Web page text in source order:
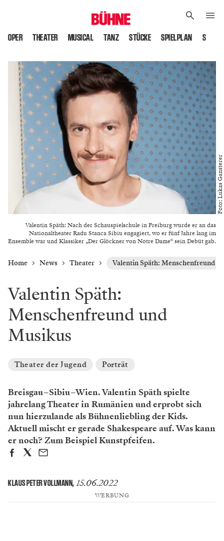
OPER THEATER MUSICAL TANZ STÜCKE SPIELPLAN
Valentin Späth: Nach der Schauspielschule in Freiburg wurde er an das
Nationaltheater Radu Stanca Sibiu engagiert, wo er fünf Jahre lang im
Ensemble war und Klassiker „Der Glöckner von Notre Dame“ sein Debüt gab.
Foto: Lukas Gansterer
Home News Theater Valentin Späth: Menschenfreund
Valentin Späth:
Menschenfreund und
Musikus
Theater der Jugend Porträt
Breisgau – Sibiu – Wien. Valentin Späth spielte
jahrelang Theater in Rumänien und erprobt sich
nun hierzulande als Bühnenliebling der Kids.
Aktuell mischt er gerade Shakespeare auf. Was kann
er noch? Zum Beispiel Kunstpfeifen.
KLAUS PETER VOLLMANN, 15.06.2022
WERBUNG